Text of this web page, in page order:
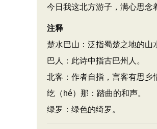
今日我这北方游子，满心思念
注释
楚水巴山：泛指蜀楚之地的山
巴人：此诗中指古巴州人。
北客：作者自指，言客有思乡
纥（hé）那：踏曲的和声。
绿罗：绿色的绮罗。